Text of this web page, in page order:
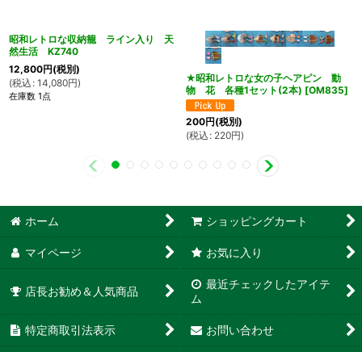
昭和レトロな収納籠 ライン入り 天
然生活 KZ740
12,800円(税別)
(税込 : 14,080円)
在庫数 1点
★昭和レトロな女の子ヘアピン 動
物 花 各種1セット(2本) [OM835]
200円(税別)
(税込 : 220円)
ホーム ショッピングカート
マイページ お気に入り
店長お勧め＆人気商品
最近チェックしたアイテ
ム
特定商取引法表示 お問い合わせ